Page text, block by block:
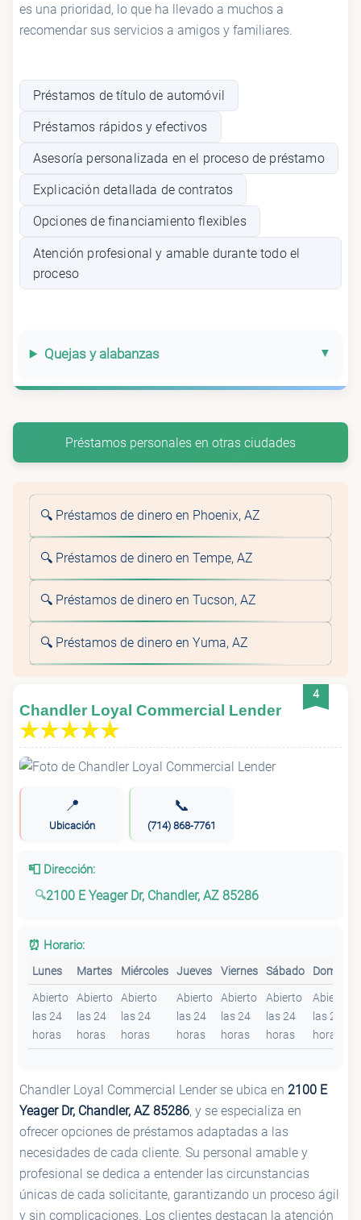
es una prioridad, lo que ha llevado a muchos a
recomendar sus servicios a amigos y familiares.
Préstamos de título de automóvil
Préstamos rápidos y efectivos
Asesoría personalizada en el proceso de préstamo
Explicación detallada de contratos
Opciones de financiamiento flexibles
Atención profesional y amable durante todo el
proceso
Quejas y alabanzas
Préstamos personales en otras ciudades
🔍 Préstamos de dinero en Phoenix, AZ
🔍 Préstamos de dinero en Tempe, AZ
🔍 Préstamos de dinero en Tucson, AZ
🔍 Préstamos de dinero en Yuma, AZ
4
Chandler Loyal Commercial Lender
📍
Ubicación
📞
(714) 868-7761
📮 Dirección:
2100 E Yeager Dr, Chandler, AZ 85286
⏰ Horario:
Lunes Martes Miércoles Jueves Viernes Sábado Domingo
Abierto
las 24
horas
Abierto
las 24
horas
Abierto
las 24
horas
Abierto
las 24
horas
Abierto
las 24
horas
Abierto
las 24
horas
Abierto
las 24
horas
Chandler Loyal Commercial Lender se ubica en 2100 E
Yeager Dr, Chandler, AZ 85286, y se especializa en
ofrecer opciones de préstamos adaptadas a las
necesidades de cada cliente. Su personal amable y
profesional se dedica a entender las circunstancias
únicas de cada solicitante, garantizando un proceso ágil
y sin complicaciones. Los clientes destacan la atención